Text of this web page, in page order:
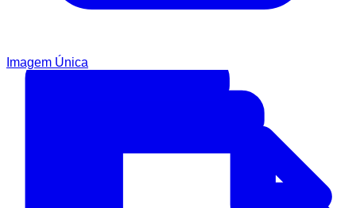
Imagem Única